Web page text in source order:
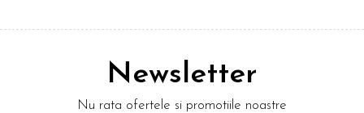
Newsletter
Nu rata ofertele si promotiile noastre